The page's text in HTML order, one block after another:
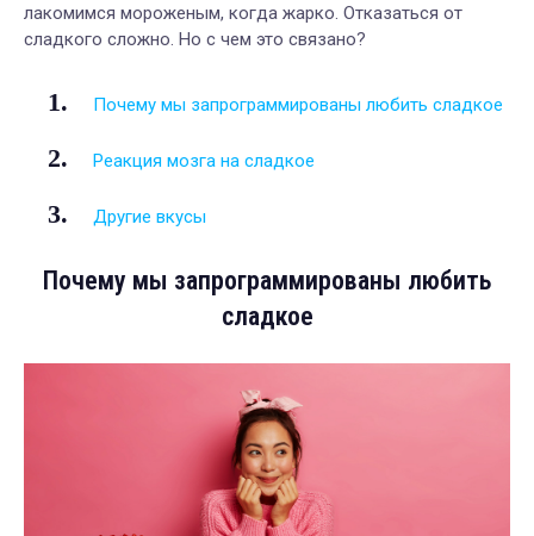
лакомимся мороженым, когда жарко. Отказаться от
сладкого сложно. Но с чем это связано?
Почему мы запрограммированы любить сладкое
Реакция мозга на сладкое
Другие вкусы
Почему мы запрограммированы любить
сладкое